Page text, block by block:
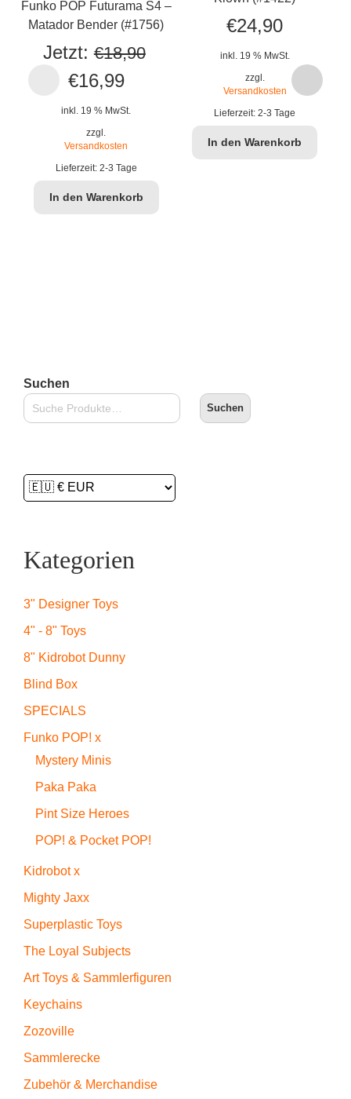
Funko POP Futurama S4 –
Matador Bender (#1756)
Jetzt: €18,90
Ursprünglicher
Preis
war:
€18,90
€16,99Aktueller
Preis
€16,99.
inkl. 19 % MwSt.
zzgl.
Versandkosten
Lieferzeit: 2-3 Tage
In den Warenkorb
€24,90
inkl. 19 % MwSt.
zzgl.
Versandkosten
Lieferzeit:2-3 Tage
In den Warenkorb
Suchen
Suchen
Kategorien
3" Designer Toys
4" - 8" Toys
8" Kidrobot Dunny
Blind Box
SPECIALS
Funko POP! x
Mystery Minis
Paka Paka
Pint Size Heroes
POP! & Pocket POP!
Kidrobot x
Mighty Jaxx
Superplastic Toys
The Loyal Subjects
Art Toys & Sammlerfiguren
Keychains
Zozoville
Sammlerecke
Zubehör & Merchandise